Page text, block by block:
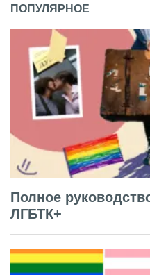
ПОПУЛЯРНОЕ
Полное
ЛГБТК+